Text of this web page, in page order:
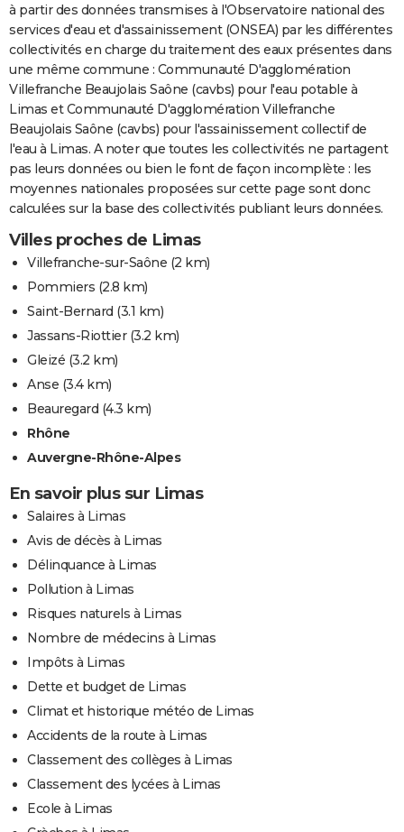
à partir des données transmises à l'Observatoire national des
services d'eau et d'assainissement (ONSEA) par les différentes
collectivités en charge du traitement des eaux présentes dans
une même commune : Communauté D'agglomération
Villefranche Beaujolais Saône (cavbs) pour l'eau potable à
Limas et Communauté D'agglomération Villefranche
Beaujolais Saône (cavbs) pour l'assainissement collectif de
l'eau à Limas. A noter que toutes les collectivités ne partagent
pas leurs données ou bien le font de façon incomplète : les
moyennes nationales proposées sur cette page sont donc
calculées sur la base des collectivités publiant leurs données.
Villes proches de Limas
Villefranche-sur-Saône (2 km)
Pommiers (2.8 km)
Saint-Bernard (3.1 km)
Jassans-Riottier(3.2 km)
Gleizé (3.2 km)
Anse (3.4 km)
Beauregard (4.3 km)
Rhône
Auvergne-Rhône-Alpes
En savoir plus sur Limas
Salaires à Limas
Avis de décès à Limas
Délinquance à Limas
Pollution à Limas
Risques naturels à Limas
Nombre de médecins à Limas
Impôts à Limas
Dette et budget de Limas
Climat et historique météo de Limas
Accidents de la route à Limas
Classement des collèges à Limas
Classement des lycées à Limas
Ecole à Limas